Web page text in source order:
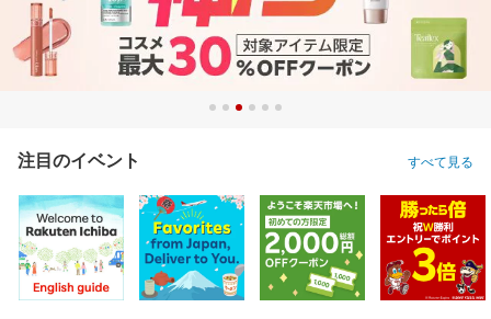
注目のイベント すべて見る